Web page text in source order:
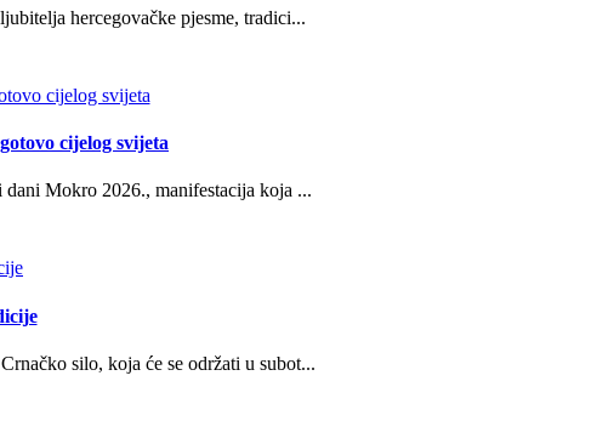
hercegovačke pjesme, tradici...
cijelog svijeta
Mokro 2026., manifestacija koja ...
silo, koja će se održati u subot...